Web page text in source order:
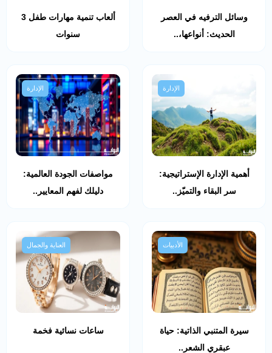
وسائل الترفيه في العصر
الحديث: أنواعها،..
ألعاب تنمية مهارات طفل 3
سنوات
الإدارة
أهمية الإدارة الإستراتيجية:
سر البقاء والتميّز..
الإدارة
مواصفات الجودة العالمية:
دليلك لفهم المعايير..
الأدبيات
سيرة المتنبي الذاتية: حياة
عبقري الشعر..
العناية والجمال
ساعات نسائية فخمة